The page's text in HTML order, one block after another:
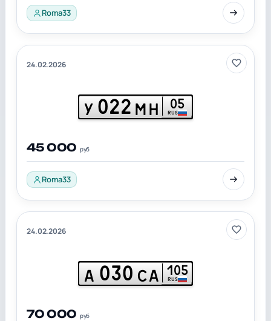
Roma33
24.02.2026
У 022 МН 05
RUS
45 000 руб
Roma33
24.02.2026
А 030 СА 105
RUS
70 000 руб